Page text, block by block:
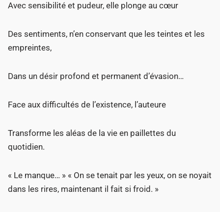
Avec sensibilité et pudeur, elle plonge au cœur
Des sentiments, n’en conservant que les teintes et les
empreintes,
Dans un désir profond et permanent d’évasion…
Face aux difficultés de l’existence, l’auteure
Transforme les aléas de la vie en paillettes du
quotidien.
« Le manque… » « On se tenait par les yeux, on se noyait
dans les rires, maintenant il fait si froid. »